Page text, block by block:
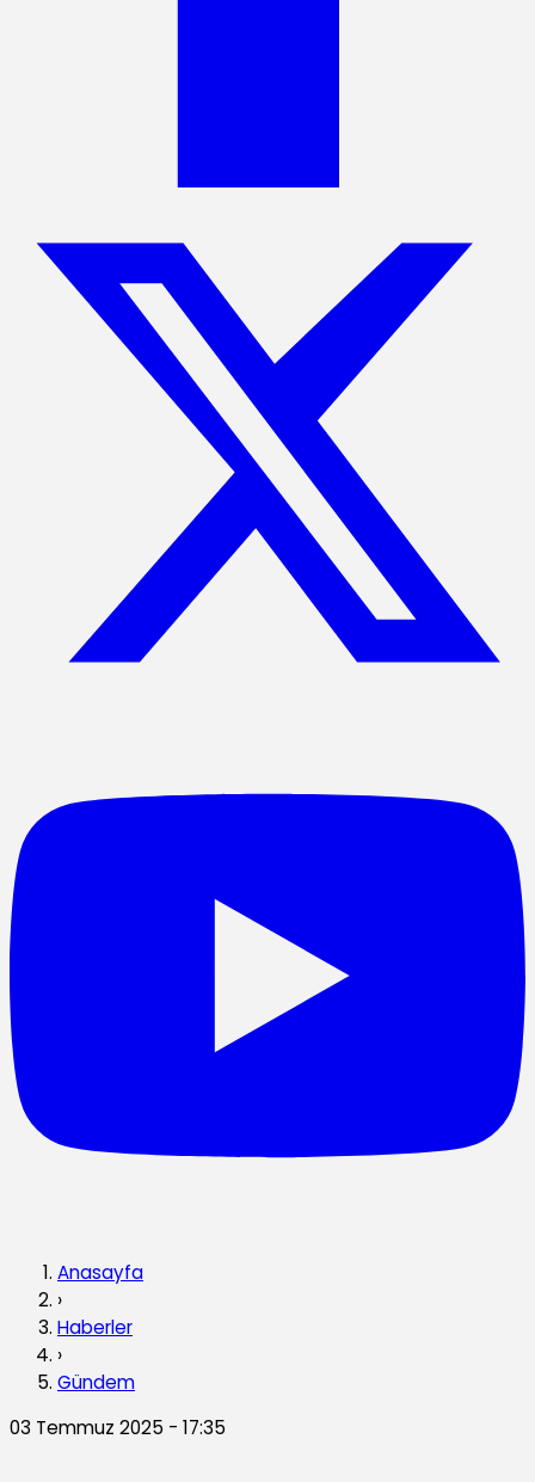
Anasayfa
›
Haberler
›
Gündem
03 Temmuz 2025 - 17:35